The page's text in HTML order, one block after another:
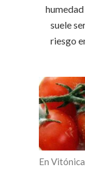
suele
riesgo
En Vitónica